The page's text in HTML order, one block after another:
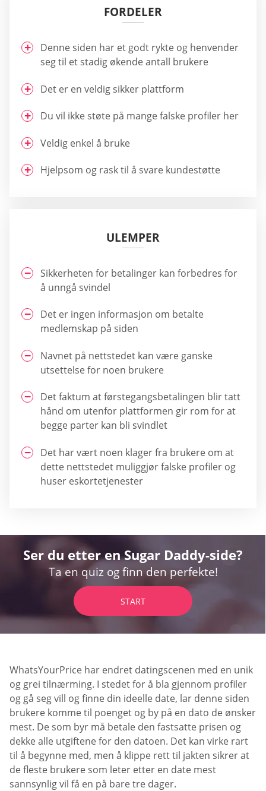
FORDELER
Denne siden har et godt rykte og henvender
seg til et stadig økende antall brukere
Det er en veldig sikker plattform
Du vil ikke støte på mange falske profiler her
Veldig enkel å bruke
Hjelpsom og rask til å svare kundestøtte
ULEMPER
Sikkerheten for betalinger kan forbedres for
å unngå svindel
Det er ingen informasjon om betalte
medlemskap på siden
Navnet på nettstedet kan være ganske
utsettelse for noen brukere
Det faktum at førstegangsbetalingen blir tatt
hånd om utenfor plattformen gir rom for at
begge parter kan bli svindlet
Det har vært noen klager fra brukere om at
dette nettstedet muliggjør falske profiler og
huser eskortetjenester
Ser du etter en Sugar Daddy-side?
Ta en quiz og finn den perfekte!
START
WhatsYourPrice har endret datingscenen med en unik
og grei tilnærming. I stedet for å bla gjennom profiler
og gå seg vill og finne din ideelle date, lar denne siden
brukere komme til poenget og by på en dato de ønsker
mest. De som byr må betale den fastsatte prisen og
dekke alle utgiftene for den datoen. Det kan virke rart
til å begynne med, men å klippe rett til jakten sikrer at
de fleste brukere som leter etter en date mest
sannsynlig vil få en på bare tre dager.